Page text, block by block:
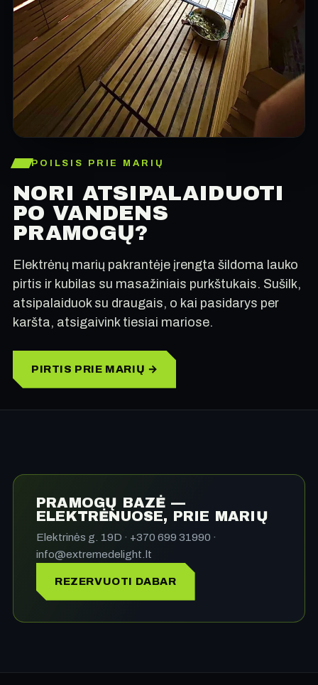
POILSIS PRIE MARIŲ
NORI ATSIPALAIDUOTI
PO VANDENS
PRAMOGŲ?
Elektrėnų marių pakrantėje įrengta šildoma lauko
pirtis ir kubilas su masažiniais purkštukais. Sušilk,
atsipalaiduok su draugais, o kai pasidarys per
karšta, atsigaivink tiesiai mariose.
PIRTIS PRIE MARIŲ →
PRAMOGŲ BAZĖ —
ELEKTRĖNUOSE, PRIE MARIŲ
Elektrinės g. 19D · +370 699 31990 ·
info@extremedelight.lt
REZERVUOTI DABAR